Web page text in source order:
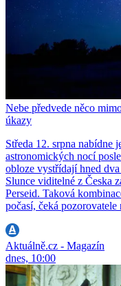
Nebe předvede něco
úkazy
Středa 12. srpna nabídne
astronomických nocí
obloze vystřídají hned
Slunce viditelné z Česka
Perseid. Taková
počasí, čeká pozorovatele
Aktuálně.cz - Magazín
dnes, 10:00